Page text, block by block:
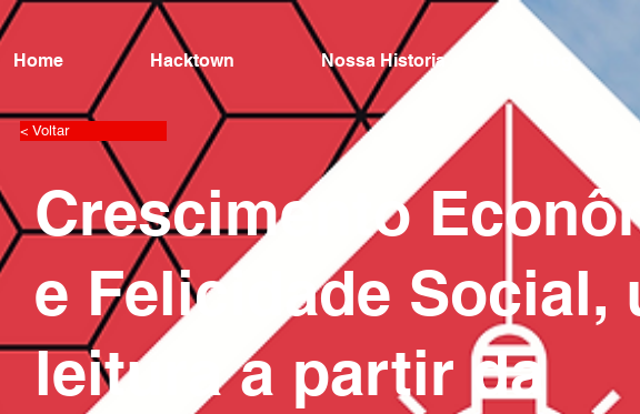
Home Hacktown Nossa Historia Blog
< Voltar
Crescimento
e Felicidade Social,
leitura a partir da